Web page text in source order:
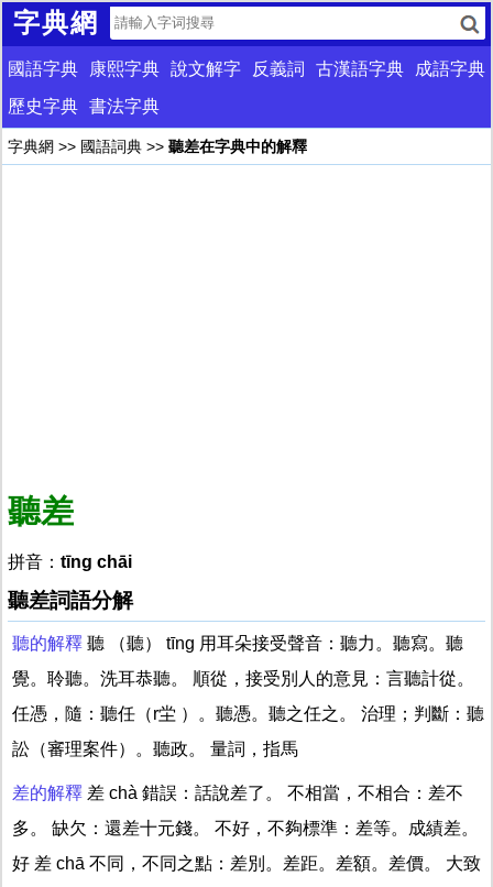
字典網
國語字典 康熙字典 說文解字 反義詞 古漢語字典
成語字典
歷史字典 書法字典
字典網 >> 國語詞典 >> 聽差在字典中的解釋
聽差
拼音： tīng chāi
聽差詞語分解
聽的解釋 聽 （聽） tīng 用耳朵接受聲音：聽力。聽寫。聽
覺。聆聽。洗耳恭聽。 順從，接受別人的意見：言聽計從。
任憑，隨：聽任（r坣 ）。聽憑。聽之任之。 治理；判斷：聽
訟（審理案件）。聽政。 量詞，指馬
差的解釋 差 chà 錯誤：話說差了。 不相當，不相合：差不
多。 缺欠：還差十元錢。 不好，不夠標準：差等。成績差。
好 差 chā 不同，不同之點：差別。差距。差額。差價。 大致